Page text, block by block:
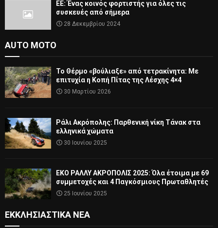
ΕΕ: Ένας κοινός φορτιστής για όλες τις
συσκευές από σήμερα
28 Δεκεμβρίου 2024
AUTO MOTO
Το Θέρμο «βούλιαξε» από τετρακίνητα: Με
επιτυχία η Κοπή Πίτας της Λέσχης 4×4
30 Μαρτίου 2026
Ράλι Ακρόπολης: Παρθενική νίκη Τάνακ στα
ελληνικά χώματα
30 Ιουνίου 2025
ΕΚΟ ΡΑΛΛΥ ΑΚΡΟΠΟΛΙΣ 2025: Όλα έτοιμα με 69
συμμετοχές και 4 Παγκόσμιους Πρωταθλητές
25 Ιουνίου 2025
ΕΚΚΛΗΣΙΑΣΤΙΚΆ ΝΈΑ